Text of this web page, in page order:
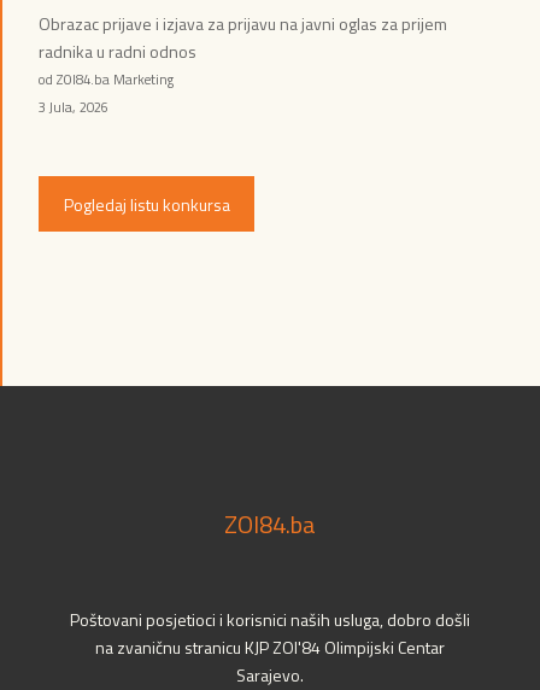
Obrazac prijave i izjava za prijavu na javni oglas za prijem
radnika u radni odnos
od ZOI84.ba Marketing
3 Jula, 2026
Pogledaj listu konkursa
ZOI84.ba
Poštovani posjetioci i korisnici naših usluga, dobro došli
na zvaničnu stranicu KJP ZOI'84 Olimpijski Centar
Sarajevo.